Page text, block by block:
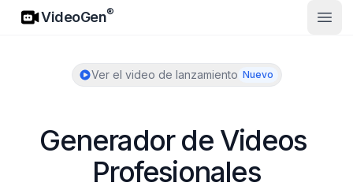
VideoGen
VideoGen®
Abrir
Ver el video de lanzamiento Nuevo
Generador de Videos
Profesionales